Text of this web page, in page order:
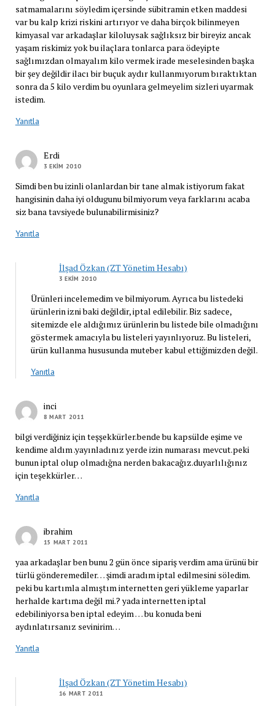
satmamalarını söyledim içersinde sübitramin etken maddesi
var bu kalp krizi riskini artırıyor ve daha birçok bilinmeyen
kimyasal var arkadaşlar kiloluysak sağlıksız bir bireyiz ancak
yaşam riskimiz yok bu ilaçlara tonlarca para ödeyipte
sağlımızdan olmayalım kilo vermek irade meselesinden başka
bir şey değildir ilacı bir buçuk aydır kullanmıyorum bıraktıktan
sonra da 5 kilo verdim bu oyunlara gelmeyelim sizleri uyarmak
istedim.
Yanıtla
Erdi
3 EKIM 2010
Simdi ben bu izinli olanlardan bir tane almak istiyorum fakat
hangisinin daha iyi oldugunu bilmiyorum veya farklarını acaba
siz bana tavsiyede bulunabilirmisiniz?
Yanıtla
İlşad Özkan (ZT Yönetim Hesabı)
3 EKIM 2010
Ürünleri incelemedim ve bilmiyorum. Ayrıca bu listedeki
ürünlerin izni baki değildir, iptal edilebilir. Biz sadece,
sitemizde ele aldığımız ürünlerin bu listede bile olmadığını
göstermek amacıyla bu listeleri yayınlıyoruz. Bu listeleri,
ürün kullanma hususunda muteber kabul ettiğimizden değil.
Yanıtla
inci
8 MART 2011
bilgi verdiğiniz için teşşekkürler.bende bu kapsülde eşime ve
kendime aldım .yayınladınız yerde izin numarası mevcut.peki
bunun iptal olup olmadığna nerden bakacağız.duyarlılığınız
için teşekkürler…
Yanıtla
ibrahim
15 MART 2011
yaa arkadaşlar ben bunu 2 gün önce sipariş verdim ama ürünü bir
türlü gönderemediler… şimdi aradım iptal edilmesini söledim.
peki bu kartımla almıştım internetten geri yükleme yaparlar
herhalde kartıma değil mi.? yada internetten iptal
edebiliniyorsa ben iptal edeyim … bu konuda beni
aydınlatırsanız sevinirim…
Yanıtla
İlşad Özkan (ZT Yönetim Hesabı)
16 MART 2011